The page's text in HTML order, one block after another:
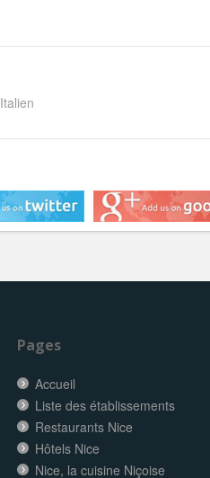
Italien
Pages
Accueil
Liste des établissements
Restaurants Nice
Hôtels Nice
Nice, la cuisine Niçoise